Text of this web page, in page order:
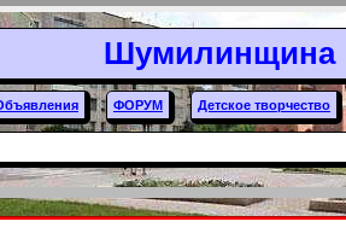
Шумилинщина
ФОРУМ Детское творчество